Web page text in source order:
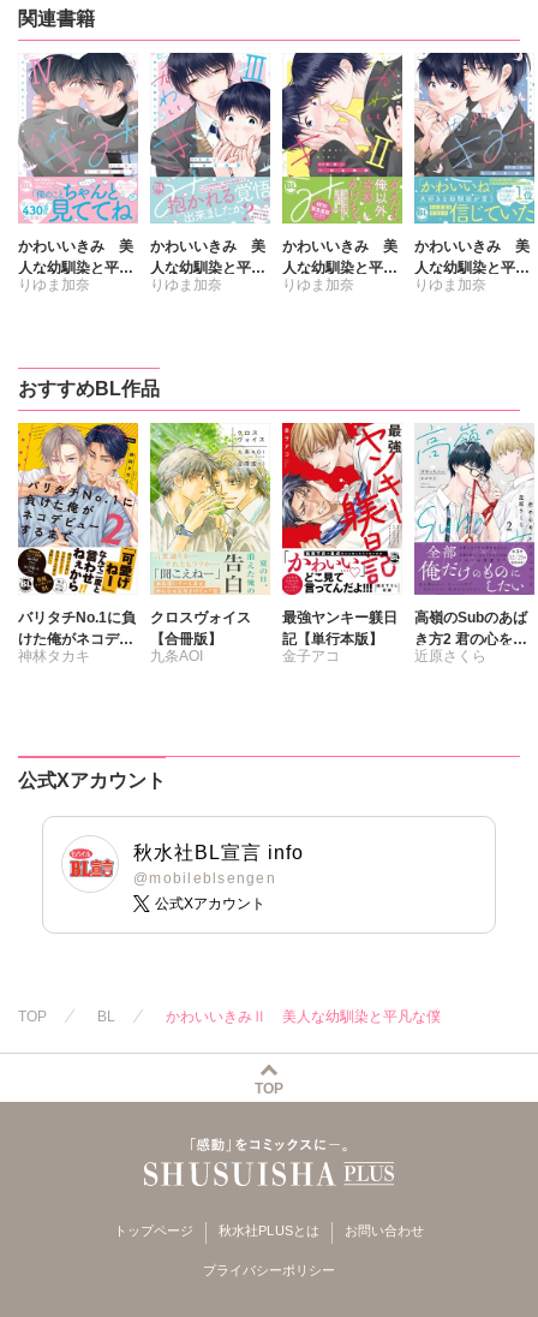
関連書籍
かわいいきみ 美
人な幼馴染と平凡
な僕【単行本版】
りゆま加奈
かわいいきみ 美
人な幼馴染と平凡
な僕【単行本版】
りゆま加奈
かわいいきみ 美
人な幼馴染と平凡
な僕【単行本版】
りゆま加奈
かわいいきみ 美
人な幼馴染と平凡
な僕【単行本版】
りゆま加奈
おすすめBL作品
バリタチNo.1に負
けた俺がネコデビ
ューするまで【単
神林タカキ
クロスヴォイス
【合冊版】
九条AOI
最強ヤンキー躾日
記【単行本版】
金子アコ
高嶺のSubのあば
き方2 君の心をと
かすコマンド
近原さくら
公式Xアカウント
秋水社BL宣言 info
@mobileblsengen
公式Xアカウント
TOP BL かわいいきみⅡ 美人な幼馴染と平凡な僕
TOP
トップページ 秋水社PLUSとは お問い合わせ
プライバシーポリシー